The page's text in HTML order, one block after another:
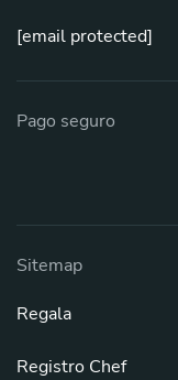
[email protected]
Pago seguro
Sitemap
Regala
Registro Chef